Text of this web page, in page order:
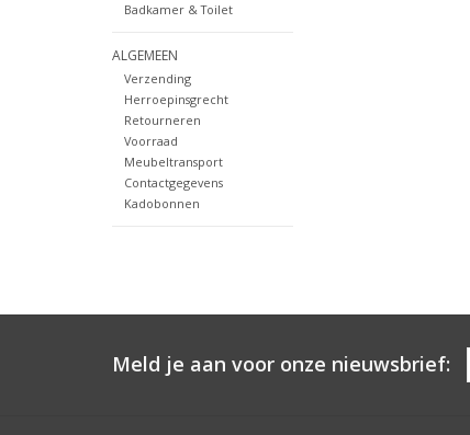
Badkamer & Toilet
ALGEMEEN
Verzending
Herroepinsgrecht
Retourneren
Voorraad
Meubeltransport
Contactgegevens
Kadobonnen
Meld je aan voor onze nieuwsbrief: